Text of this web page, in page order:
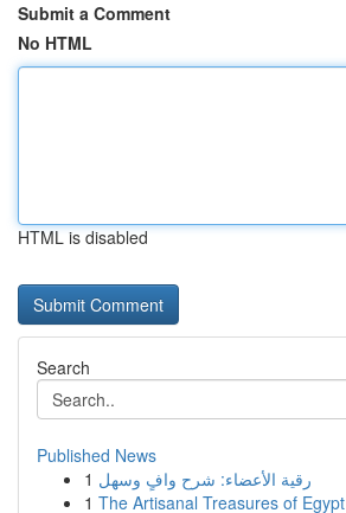
Submit a Comment
No HTML
HTML is disabled
Search
Published News
1 رقية الأعضاء: شرح وافٍ وسهل
1 The Artisanal Treasures of Egypt